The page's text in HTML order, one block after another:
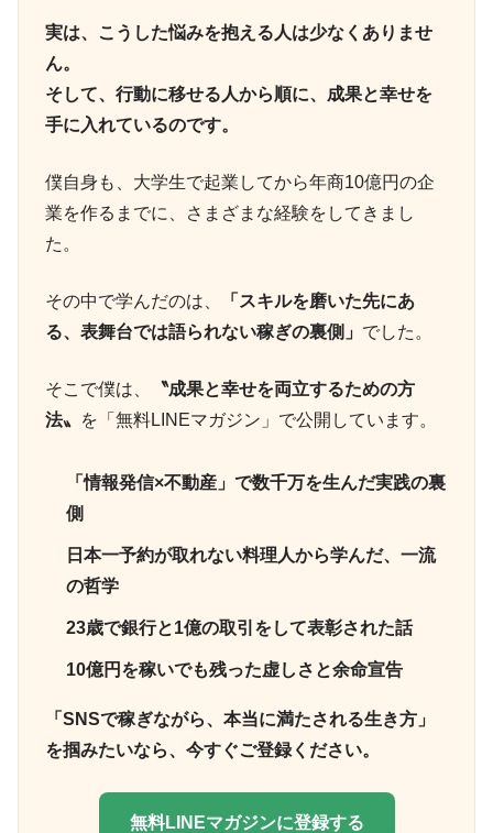
実は、こうした悩みを抱える人は少なくありませ
ん。
そして、行動に移せる人から順に、成果と幸せを
手に入れているのです。
僕自身も、大学生で起業してから年商10億円の企
業を作るまでに、さまざまな経験をしてきまし
た。
その中で学んだのは、
「スキルを磨いた先にあ
る、表舞台では語られない稼ぎの裏側」 でした。
そこで僕は、
〝成果と幸せを両立するための方
法〟
を「無料LINEマガジン」で公開しています。
「情報発信×不動産」で数千万を生んだ実践の裏
側
日本一予約が取れない料理人から学んだ、一流
の哲学
23歳で銀行と1億の取引をして表彰された話
10億円を稼いでも残った虚しさと余命宣告
「SNSで稼ぎながら、本当に満たされる生き方」
を掴みたいなら、今すぐご登録ください。
無料LINEマガジンに登録する